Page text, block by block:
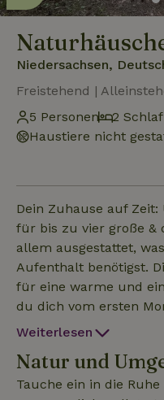
Niedersachsen,
Freistehend |
5 Personen
2
Haustiere nicht
Dein Zuhause auf
für bis zu vier große &
allem ausgestattet,
Aufenthalt benötigst.
für eine warme und
du dich vom ersten
fühlen wirst. Der
während die voll
Möglichkeit bietet,
Weiterlesen
Natur und
Tauche ein in die